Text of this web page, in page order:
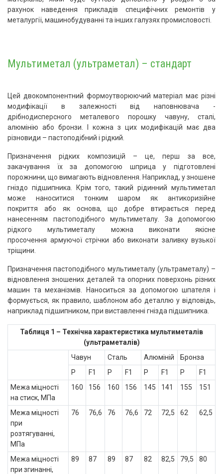
рахунок наведення прикладів специфічних ремонтів у
металургії, машинобудуванні та інших галузях промисловості.
Мультиметал (ультраметал) – стандарт
Цей двокомпонентний формоутворюючий матеріал має різні
модифікації в залежності від наповнювача -
дрібнодисперсного металевого порошку чавуну, сталі,
алюмінію або бронзи. І кожна з цих модифікацій має два
різновиди – пастоподібний і рідкий.
Призначення рідких композицій – це, перш за все,
закачування їх за допомогою шприца у підготовлені
порожнини, що вимагають відновлення. Наприклад, у зношене
гніздо підшипника. Крім того, такий рідинний мультиметал
може наноситися тонким шаром як антикоризійне
покриття або як основа, що добре втирається перед
нанесенням пастоподібного мультиметалу. За допомогою
рідкого мультиметалу можна виконати якісне
просочення армуючої стрічки або виконати заливку вузької
тріщини.
Призначення пастоподібного мультиметалу (ультраметалу) –
відновлення зношених деталей та опорних поверхонь різних
машин та механізмів. Наноситься за допомогою шпателя і
формується, як правило, шаблоном або деталлю у відповідь,
наприклад підшипником, при виставленні гнізда підшипника.
Таблиця 1 – Технічна характеристика мультиметалів
(ультраметалів)
Чавун
Сталь Алюміній
Бронза
P
F1 P F1 P F1 P
F1
Межа міцності
на стиск, МПа
160 156 160 156 145 141 155 151
Межа міцності
при
розтягуванні,
МПа
76 76,6 76 76,6 72 72,5 62 62,5
Межа міцності
при згинанні,
89 87 89 87 82 82,5 79,5 80